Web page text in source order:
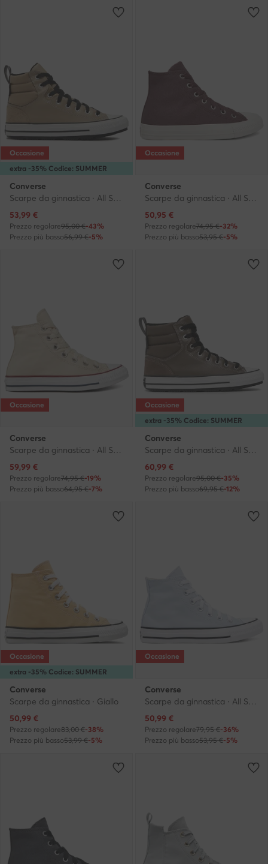
extra -35% Codice: SUMMER
Occasione
Converse
Scarpe da ginnastica · All Star · Beige
Prezzo attuale
53,99 €
Prezzo regolare95,00 €-43%
Prezzo più basso56,99 €-5%
Occasione
Converse
Scarpe da ginnastica · All Star · Marrone
Prezzo attuale
50,95 €
Prezzo regolare74,95 €-32%
Prezzo più basso53,95 €-5%
Occasione
Converse
Scarpe da ginnastica · All Star · Beige
Prezzo attuale
59,99 €
Prezzo regolare74,95 €-19%
Prezzo più basso64,95 €-7%
extra -35% Codice: SUMMER
Occasione
Converse
Scarpe da ginnastica · All Star · Beige
Prezzo attuale
60,99 €
Prezzo regolare95,00 €-35%
Prezzo più basso69,95 €-12%
extra -35% Codice: SUMMER
Occasione
Converse
Scarpe da ginnastica · Giallo
Prezzo attuale
50,99 €
Prezzo regolare83,00 €-38%
Prezzo più basso53,99 €-5%
Occasione
Converse
Scarpe da ginnastica · All Star · Azzurro chiaro
Prezzo attuale
50,99 €
Prezzo regolare79,95 €-36%
Prezzo più basso53,95 €-5%